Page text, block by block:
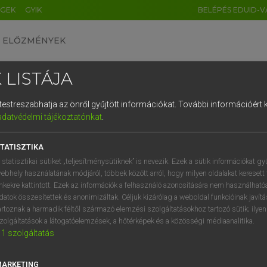
GYIK BELÉPÉS EDUID-
ELŐZMÉNYEK
műszaki szótár
VAN ELŐFIZETÉSED?
megtekintéséhez.
LISTÁJA
az önről gyűjtött információkat. További információért
tájékoztatónkat.
statisztikai sütiket „teljesítménysütiknek” is nevezik. Ezek a sütik információkat
használatának módjáról, többek között arról, hogy milyen oldalakat keresett
kattintott. Ezek az információk a felhasználó azonosítására nem
összesítettek és anonimizáltak. Céljuk kizárólag a weboldal funkcióinak
a harmadik féltől származó elemzési szolgáltatásokhoz tartozó sütik;
a látogatóelemzések, a hőtérképek és a közösségi médiaanalitika.
1 szolgáltatás
DE CN FR ES IT NL
1 2 3 4 5 6 7 8 9
q w e r t z u i
a s d f g h j k l é
í y x c v b n m , .